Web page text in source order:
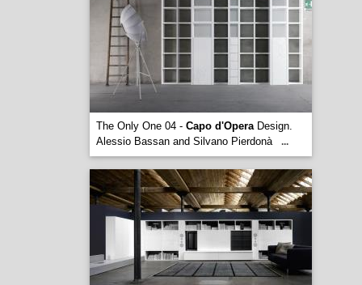
The Only One 04 - Capo d'OperaDesign.
Alessio Bassan and Silvano Pierdonà
...